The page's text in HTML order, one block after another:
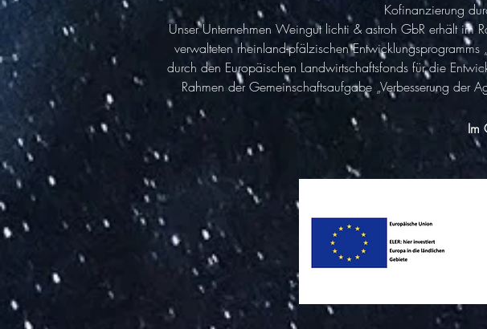
Kofinanzierung
Unser Unternehmen Weingut lichti & astroh GbR erhält im
verwalteten rheinland-pfälzischen Entwicklungsprogramms
durch den Europäischen Landwirtschaftsfonds für die
Rahmen der Gemeinschaftsaufgabe „Verbesserung der
Im